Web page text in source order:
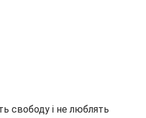
свободу і не люблять